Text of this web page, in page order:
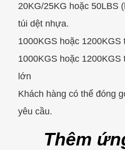
20KG/25KG hoặc 50LBS
túi dệt nhựa.
1000KGS hoặc 1200KGS
1000KGS hoặc 1200KGS
lớn
Khách hàng có thể đóng
yêu cầu.
Thêm